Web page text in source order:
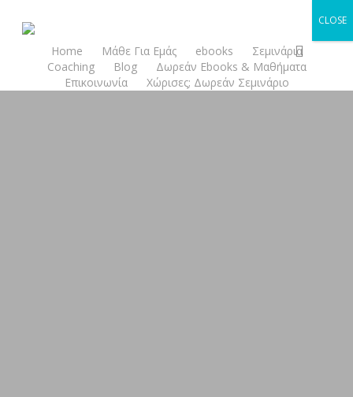
Home Μάθε Για Εμάς ebooks
Σεμινάρια
Coaching
Blog
Δωρεάν Ebooks & Μαθήματα
Επικοινωνία
Χώρισες; Δωρεάν Σεμινάριο
CLOSE